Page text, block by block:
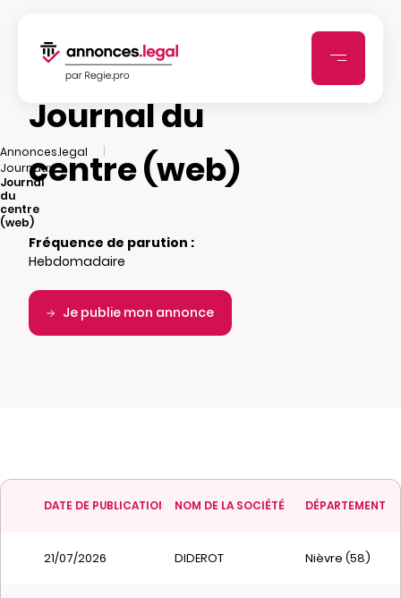
Annonces.legal
|
Journaux
|
Journal
du
centre
(web)
Journal du
centre (web)
Fréquence de parution :
Hebdomadaire
Je publie mon annonce
DATE DE PUBLICATION NOM DE LA SOCIÉTÉ DÉPARTEMENT
21/07/2026 DIDEROT Nièvre (58)